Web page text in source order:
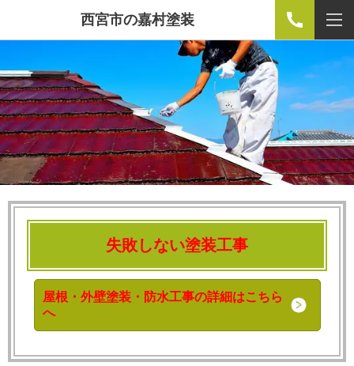
西宮市の嘉村塗装
失敗しない塗装工事
屋根・外壁塗装・防水工事の詳細はこちら
へ